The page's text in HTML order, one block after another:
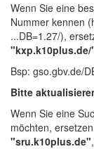
Wenn Sie eine
Nummer kennen
...DB=1.27/),
"kxp.k10plus.de/
Bsp: gso.gbv.de/
Bitte
Wenn Sie eine
möchten,
"sru.k10plus.de",